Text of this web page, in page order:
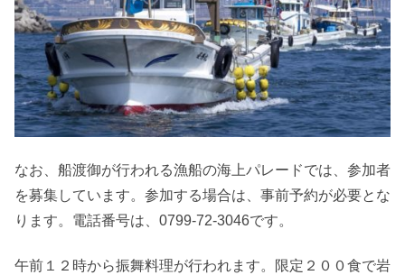
なお、船渡御が行われる漁船の海上パレードでは、参加者
を募集しています。参加する場合は、事前予約が必要とな
ります。電話番号は、0799-72-3046です。
午前１２時から振舞料理が行われます。限定２００食で岩